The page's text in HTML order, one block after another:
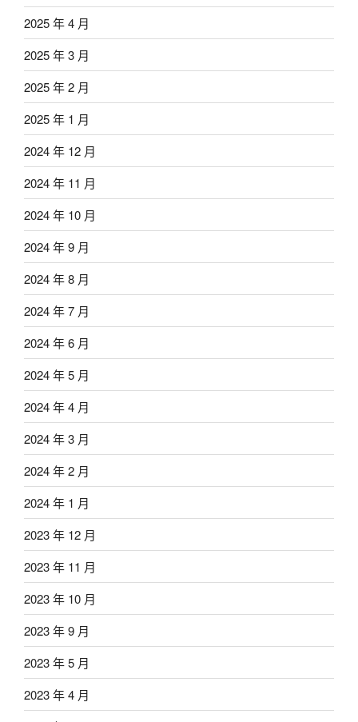
2025 年 4 月
2025 年 3 月
2025 年 2 月
2025 年 1 月
2024 年 12 月
2024 年 11 月
2024 年 10 月
2024 年 9 月
2024 年 8 月
2024 年 7 月
2024 年 6 月
2024 年 5 月
2024 年 4 月
2024 年 3 月
2024 年 2 月
2024 年 1 月
2023 年 12 月
2023 年 11 月
2023 年 10 月
2023 年 9 月
2023 年 5 月
2023 年 4 月